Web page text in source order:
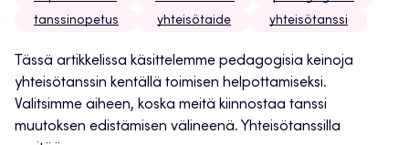
tanssinopetus
yhteisötaide yhteisötanssi
Tässä artikkelissa käsittelemme pedagogisia keinoja
yhteisötanssin kentällä toimisen helpottamiseksi.
Valitsimme aiheen, koska meitä kiinnostaa tanssi
muutoksen edistämisen välineenä. Yhteisötanssilla